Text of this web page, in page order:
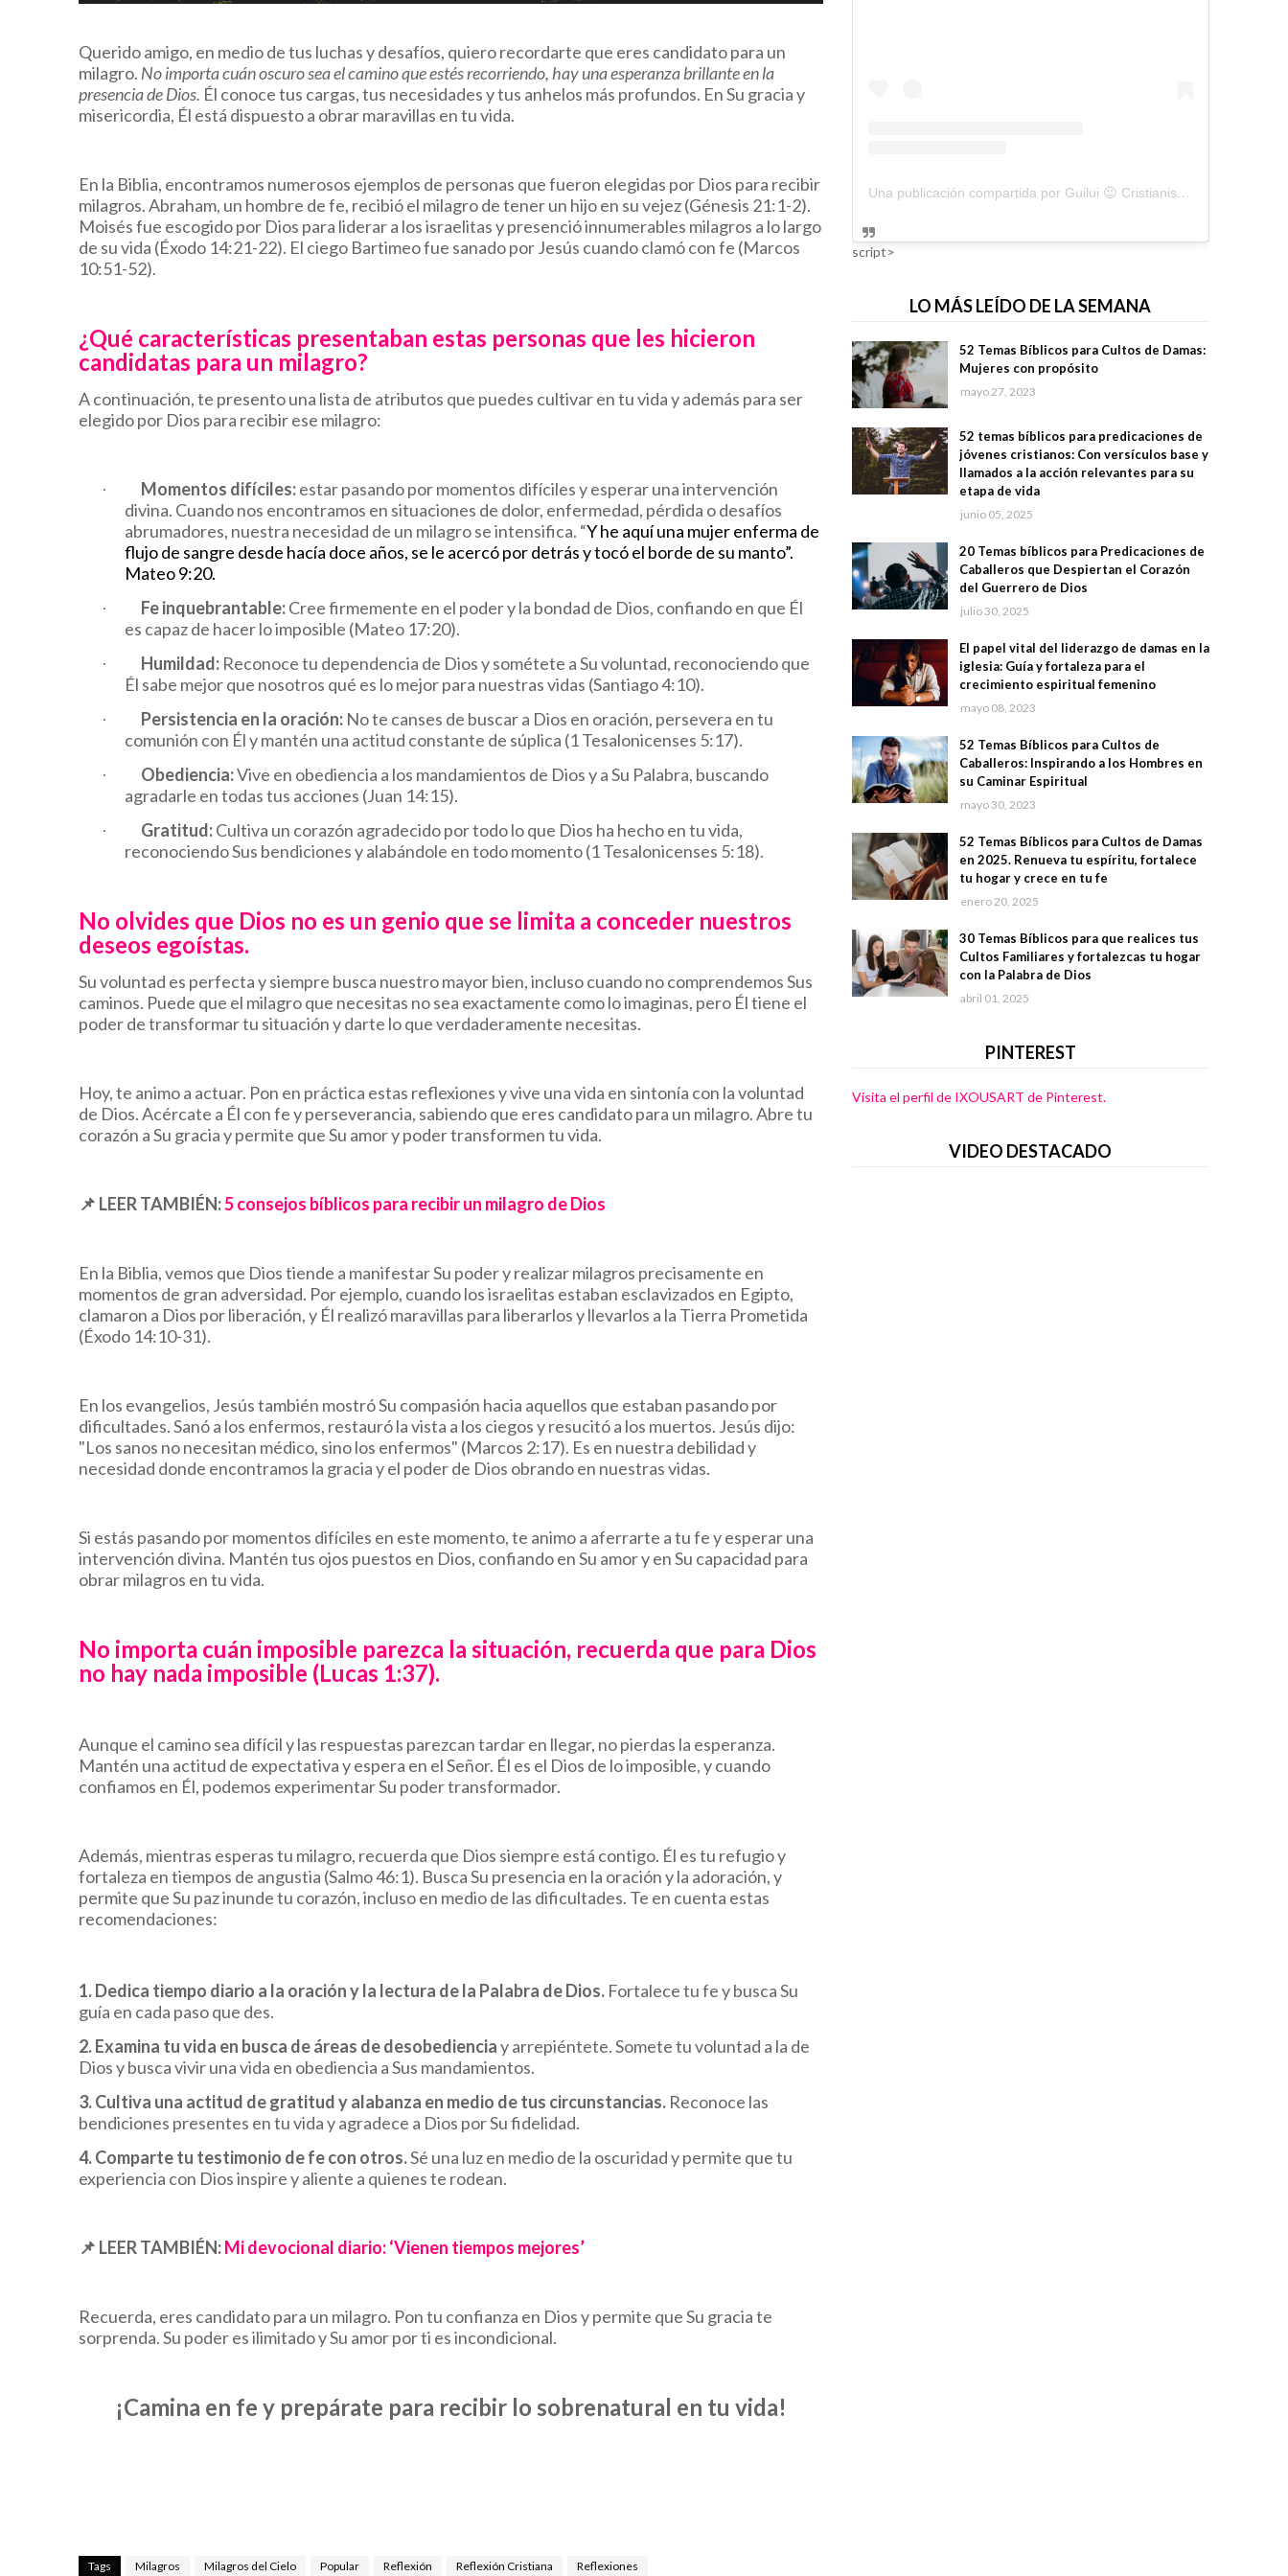
Querido amigo, en medio de tus luchas y desafíos, quiero recordarte que eres candidato para un
milagro. No importa cuán oscuro sea el camino que estés recorriendo, hay una esperanza brillante en la
presencia de Dios. Él conoce tus cargas, tus necesidades y tus anhelos más profundos. En Su gracia y
misericordia, Él está dispuesto a obrar maravillas en tu vida.
En la Biblia, encontramos numerosos ejemplos de personas que fueron elegidas por Dios para recibir
milagros. Abraham, un hombre de fe, recibió el milagro de tener un hijo en su vejez (Génesis 21:1-2).
Moisés fue escogido por Dios para liderar a los israelitas y presenció innumerables milagros a lo largo
de su vida (Éxodo 14:21-22). El ciego Bartimeo fue sanado por Jesús cuando clamó con fe (Marcos
10:51-52).
¿Qué características presentaban estas personas que les hicieron
candidatas para un milagro?
A continuación, te presento una lista de atributos que puedes cultivar en tu vida y además para ser
elegido por Dios para recibir ese milagro:
· Momentos difíciles:estar pasando por momentos difíciles y esperar una intervención
divina. Cuando nos encontramos en situaciones de dolor, enfermedad, pérdida o desafíos
abrumadores, nuestra necesidad de un milagro se intensifica. “Y he aquí una mujer enferma de
flujo de sangre desde hacía doce años, se le acercó por detrás y tocó el borde de su manto”.
Mateo 9:20.
· Fe inquebrantable:Cree firmemente en el poder y la bondad de Dios, confiando en que Él
es capaz de hacer lo imposible (Mateo 17:20).
· Humildad: Reconoce tu dependencia de Dios y sométete a Su voluntad, reconociendo que
Él sabe mejor que nosotros qué es lo mejor para nuestras vidas (Santiago 4:10).
· Persistencia en la oración: No te canses de buscar a Dios en oración, persevera en tu
comunión con Él y mantén una actitud constante de súplica (1 Tesalonicenses 5:17).
· Obediencia:Vive en obediencia a los mandamientos de Dios y a Su Palabra, buscando
agradarle en todas tus acciones (Juan 14:15).
· Gratitud:Cultiva un corazón agradecido por todo lo que Dios ha hecho en tu vida,
reconociendo Sus bendiciones y alabándole en todo momento (1 Tesalonicenses 5:18).
No olvides que Dios no es un genio que se limita a conceder nuestros
deseos egoístas.
Su voluntad es perfecta y siempre busca nuestro mayor bien, incluso cuando no comprendemos Sus
caminos. Puede que el milagro que necesitas no sea exactamente como lo imaginas, pero Él tiene el
poder de transformar tu situación y darte lo que verdaderamente necesitas.
Hoy, te animo a actuar. Pon en práctica estas reflexiones y vive una vida en sintonía con la voluntad
de Dios. Acércate a Él con fe y perseverancia, sabiendo que eres candidato para un milagro. Abre tu
corazón a Su gracia y permite que Su amor y poder transformen tu vida.
📌 LEER TAMBIÉN:5 consejos bíblicos para recibir un milagro de Dios
En la Biblia, vemos que Dios tiende a manifestar Su poder y realizar milagros precisamente en
momentos de gran adversidad. Por ejemplo, cuando los israelitas estaban esclavizados en Egipto,
clamaron a Dios por liberación, y Él realizó maravillas para liberarlos y llevarlos a la Tierra Prometida
(Éxodo 14:10-31).
En los evangelios, Jesús también mostró Su compasión hacia aquellos que estaban pasando por
dificultades. Sanó a los enfermos, restauró la vista a los ciegos y resucitó a los muertos. Jesús dijo:
"Los sanos no necesitan médico, sino los enfermos" (Marcos 2:17). Es en nuestra debilidad y
necesidad donde encontramos la gracia y el poder de Dios obrando en nuestras vidas.
Si estás pasando por momentos difíciles en este momento, te animo a aferrarte a tu fe y esperar una
intervención divina. Mantén tus ojos puestos en Dios, confiando en Su amor y en Su capacidad para
obrar milagros en tu vida.
No importa cuán imposible parezca la situación, recuerda que para Dios
no hay nada imposible (Lucas 1:37).
Aunque el camino sea difícil y las respuestas parezcan tardar en llegar, no pierdas la esperanza.
Mantén una actitud de expectativa y espera en el Señor. Él es el Dios de lo imposible, y cuando
confiamos en Él, podemos experimentar Su poder transformador.
Además, mientras esperas tu milagro, recuerda que Dios siempre está contigo. Él es tu refugio y
fortaleza en tiempos de angustia (Salmo 46:1). Busca Su presencia en la oración y la adoración, y
permite que Su paz inunde tu corazón, incluso en medio de las dificultades. Te en cuenta estas
recomendaciones:
1. Dedica tiempo diario a la oración y la lectura de la Palabra de Dios. Fortalece tu fe y busca Su
guía en cada paso que des.
2. Examina tu vida en busca de áreas de desobedienciay arrepiéntete. Somete tu voluntad a la de
Dios y busca vivir una vida en obediencia a Sus mandamientos.
3. Cultiva una actitud de gratitud y alabanza en medio de tus circunstancias. Reconoce las
bendiciones presentes en tu vida y agradece a Dios por Su fidelidad.
4. Comparte tu testimonio de fe con otros.Sé una luz en medio de la oscuridad y permite que tu
experiencia con Dios inspire y aliente a quienes te rodean.
📌 LEER TAMBIÉN:Mi devocional diario: ‘Vienen tiempos mejores’
Recuerda, eres candidato para un milagro. Pon tu confianza en Dios y permite que Su gracia te
sorprenda. Su poder es ilimitado y Su amor por ti es incondicional.
¡Camina en fe y prepárate para recibir lo sobrenatural en tu vida!
Tags Milagros Milagros del Cielo Popular Reflexión Reflexión Cristiana Reflexiones
Una publicación compartida por Guilui 😉 Cristianismo Viral (@guiluiviral)
script>
LO MÁS LEÍDO DE LA SEMANA
52 Temas Bíblicos para Cultos de Damas:
Mujeres con propósito
mayo 27, 2023
52 temas bíblicos para predicaciones de
jóvenes cristianos: Con versículos base y
llamados a la acción relevantes para su
etapa de vida
junio 05, 2025
20 Temas bíblicos para Predicaciones de
Caballeros que Despiertan el Corazón
del Guerrero de Dios
julio 30, 2025
El papel vital del liderazgo de damas en la
iglesia: Guía y fortaleza para el
crecimiento espiritual femenino
mayo 08, 2023
52 Temas Bíblicos para Cultos de
Caballeros: Inspirando a los Hombres en
su Caminar Espiritual
mayo 30, 2023
52 Temas Bíblicos para Cultos de Damas
en 2025. Renueva tu espíritu, fortalece
tu hogar y crece en tu fe
enero 20, 2025
30 Temas Bíblicos para que realices tus
Cultos Familiares y fortalezcas tu hogar
con la Palabra de Dios
abril 01, 2025
PINTEREST
Visita el perfil de IXOUSART de Pinterest.
VIDEO DESTACADO